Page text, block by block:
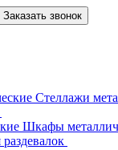
Заказать звонок
Стеллажи
Шкафы